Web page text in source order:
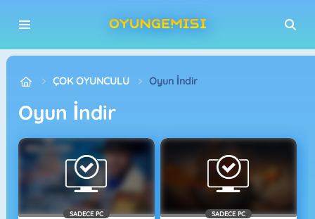
ÇOK OYUNCULU Oyun İndir
Oyun İndir
SADECE PC SADECE PC